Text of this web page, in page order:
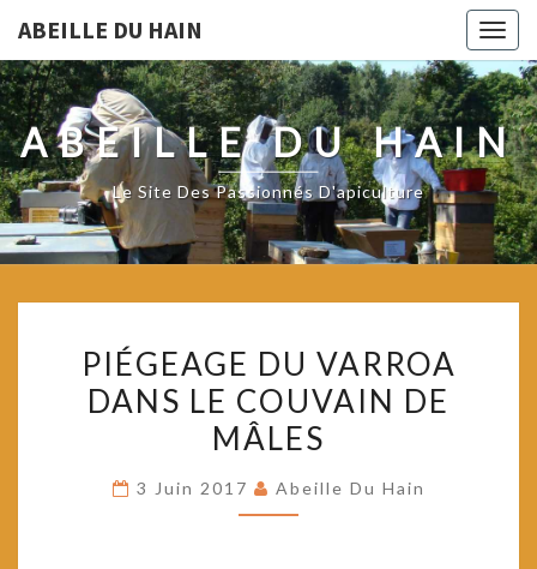
ABEILLE DU HAIN
ABEILLE DU HAIN
Le Site Des Passionnés D'apiculture
DU
VARROA
DANS
COUVAIN
PIÉGEAGE DU VARROA
DANS LE COUVAIN DE
MÂLES
3 Juin 2017 Abeille Du Hain